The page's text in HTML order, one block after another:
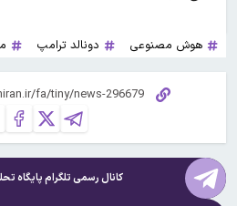
هوش مصنوعی دونالد ترامپ
کانال رسمی تلگرام پایگاه